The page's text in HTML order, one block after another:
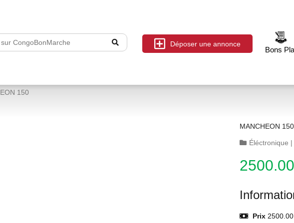
Déposer une annonce
Bons
150
MANCHEON 150
Éléctronique |
2500.00
Prix 2500.00